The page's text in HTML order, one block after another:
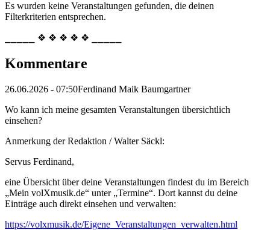
Es wurden keine Veranstaltungen gefunden, die deinen
Filterkriterien entsprechen.
⎯⎯⎯⎯⎯ ❖ ❖ ❖ ❖ ❖ ⎯⎯⎯⎯⎯
Kommentare
26.06.2026 - 07:50Ferdinand Maik Baumgartner
Wo kann ich meine gesamten Veranstaltungen übersichtlich
einsehen?
Anmerkung der Redaktion /Walter Säckl:
Servus Ferdinand,
eine Übersicht über deine Veranstaltungen findest du im Bereich
„Mein volXmusik.de“ unter „Termine“. Dort kannst du deine
Einträge auch direkt einsehen und verwalten:
https://volxmusik.de/Eigene_Veranstaltungen_verwalten.html